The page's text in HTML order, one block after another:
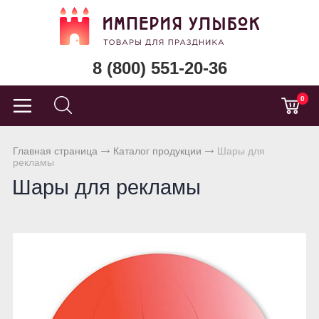
8 (800) 551-20-36
0
Главная страница Каталог продукции
Шары для
рекламы
Шары для рекламы